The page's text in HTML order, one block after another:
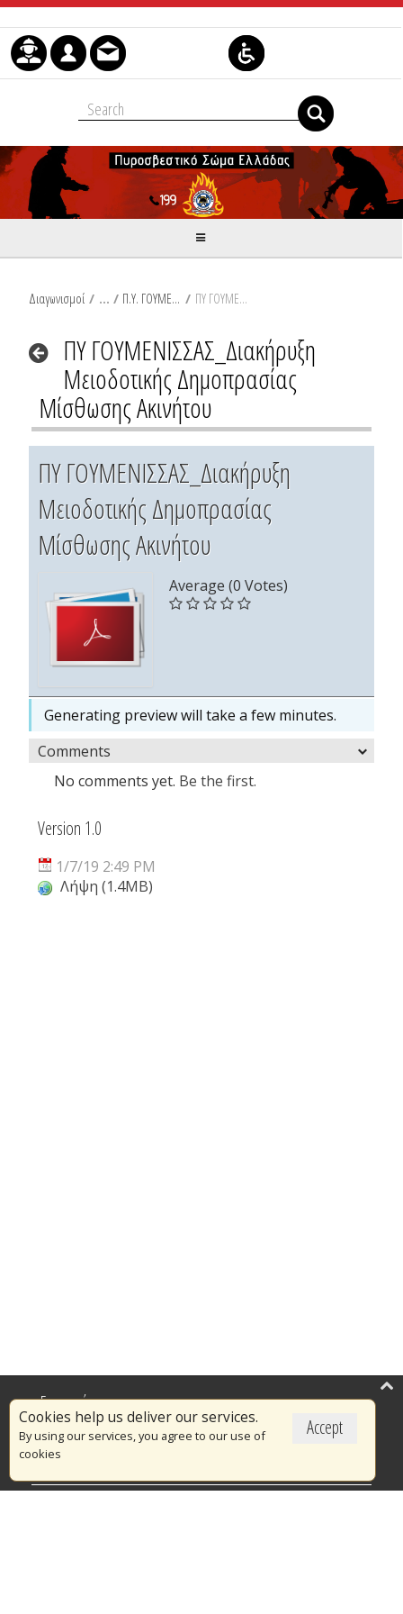
Skip to Content
Διαγωνισμοί / Π.Υ. ΓΟΥΜΕΝΙΣΣΑΣ / ΠΥ ΓΟΥΜΕΝΙΣΣΑΣ_Διακήρυξη Μειοδοτικής Δημοπρασίας Μίσθωσης Ακινήτου
ΠΥ ΓΟΥΜΕΝΙΣΣΑΣ_Διακήρυξη
Μειοδοτικής Δημοπρασίας
Μίσθωσης Ακινήτου
ΠΥ ΓΟΥΜΕΝΙΣΣΑΣ_Διακήρυξη
Μειοδοτικής Δημοπρασίας
Μίσθωσης Ακινήτου
Average (0 Votes)
Generating preview will take a few minutes.
Comments
No comments yet. Be the first.
Version 1.0
1/7/19 2:49 PM
Λήψη (1.4MB)
Accept
Cookies help us deliver our services.
By using our services, you agree to our use of
cookies
Επικαιρότητα
Το Πυροσβεστικό Σώμα